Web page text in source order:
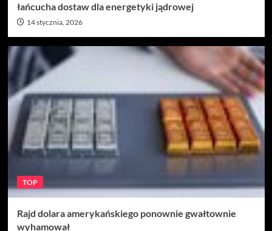
łańcucha dostaw dla energetyki jądrowej
14 stycznia, 2026
TOP
Rajd dolara amerykańskiego ponownie gwałtownie
wyhamował